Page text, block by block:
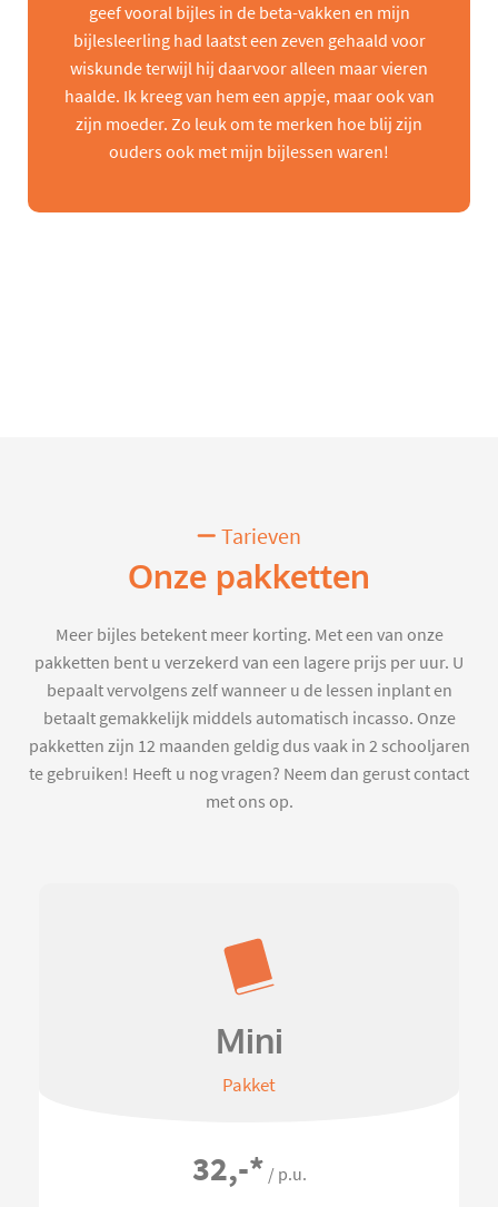
geef vooral bijles in de beta-vakken en mijn
bijlesleerling had laatst een zeven gehaald voor
wiskunde terwijl hij daarvoor alleen maar vieren
haalde. Ik kreeg van hem een appje, maar ook van
zijn moeder. Zo leuk om te merken hoe blij zijn
ouders ook met mijn bijlessen waren!
Tarieven
Onze pakketten
Meer bijles betekent meer korting. Met een van onze
pakketten bent u verzekerd van een lagere prijs per uur. U
bepaalt vervolgens zelf wanneer u de lessen inplant en
betaalt gemakkelijk middels automatisch incasso. Onze
pakketten zijn 12 maanden geldig dus vaak in 2 schooljaren
te gebruiken! Heeft u nog vragen? Neem dan gerust contact
met ons op.
Mini
Pakket
32,-* / p.u.